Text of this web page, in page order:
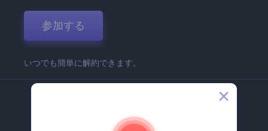
参加する
いつでも簡単に解約できます。
Renderforest 企業情報